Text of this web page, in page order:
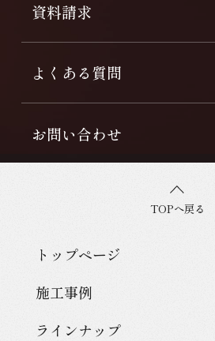
資料請求
よくある質問
お問い合わせ
TOPへ戻る
トップページ
施工事例
ラインナップ